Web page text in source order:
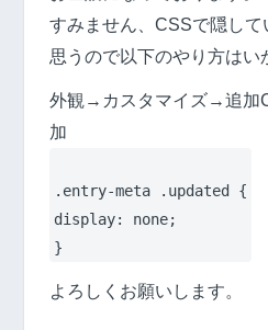
すみません、CSSで隠して
思うので以下のやり方はい
外観→カスタマイズ→追加
加
.entry-meta .updated {
display: none;
}
よろしくお願いします。